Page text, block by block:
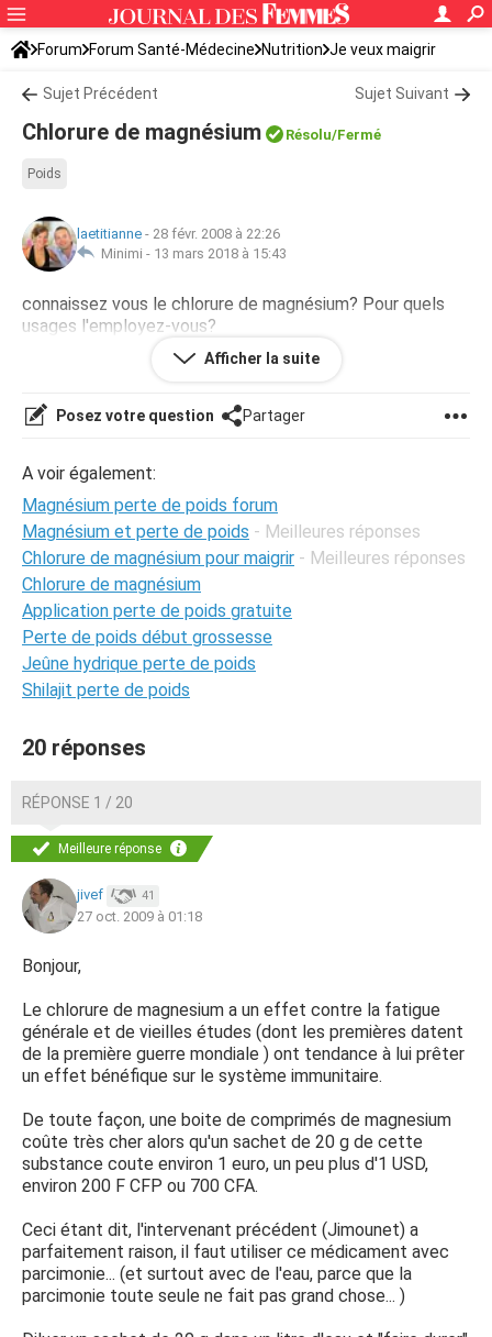
Forum Forum Santé-Médecine Nutrition Je veux maigrir
Sujet Précédent Sujet Suivant
Chlorure de magnésium Résolu/Fermé
Poids
laetitianne - 28 févr. 2008 à 22:26
Minimi - 13 mars 2018 à 15:43
connaissez vous le chlorure de magnésium? Pour quels
usages l'employez-vous?
Afficher la suite
Posez votre question Partager
A voir également:
Magnésium perte de poids forum
Magnésium et perte de poids - Meilleures réponses
Chlorure de magnésium pour maigrir - Meilleures réponses
Chlorure de magnésium
Application perte de poids gratuite
Perte de poids début grossesse
Jeûne hydrique perte de poids
Shilajit perte de poids
20 réponses
RÉPONSE 1 / 20
Meilleure réponse
jivef 41
27 oct. 2009 à 01:18
Bonjour,
Le chlorure de magnesium a un effet contre la fatigue
générale et de vieilles études (dont les premières datent
de la première guerre mondiale ) ont tendance à lui prêter
un effet bénéfique sur le système immunitaire.
De toute façon, une boite de comprimés de magnesium
coûte très cher alors qu'un sachet de 20 g de cette
substance coute environ 1 euro, un peu plus d'1 USD,
environ 200 F CFP ou 700 CFA.
Ceci étant dit, l'intervenant précédent (Jimounet) a
parfaitement raison, il faut utiliser ce médicament avec
parcimonie... (et surtout avec de l'eau, parce que la
parcimonie toute seule ne fait pas grand chose... )